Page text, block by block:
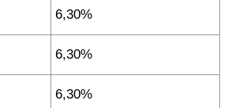
6,30%
6,30%
6,30%